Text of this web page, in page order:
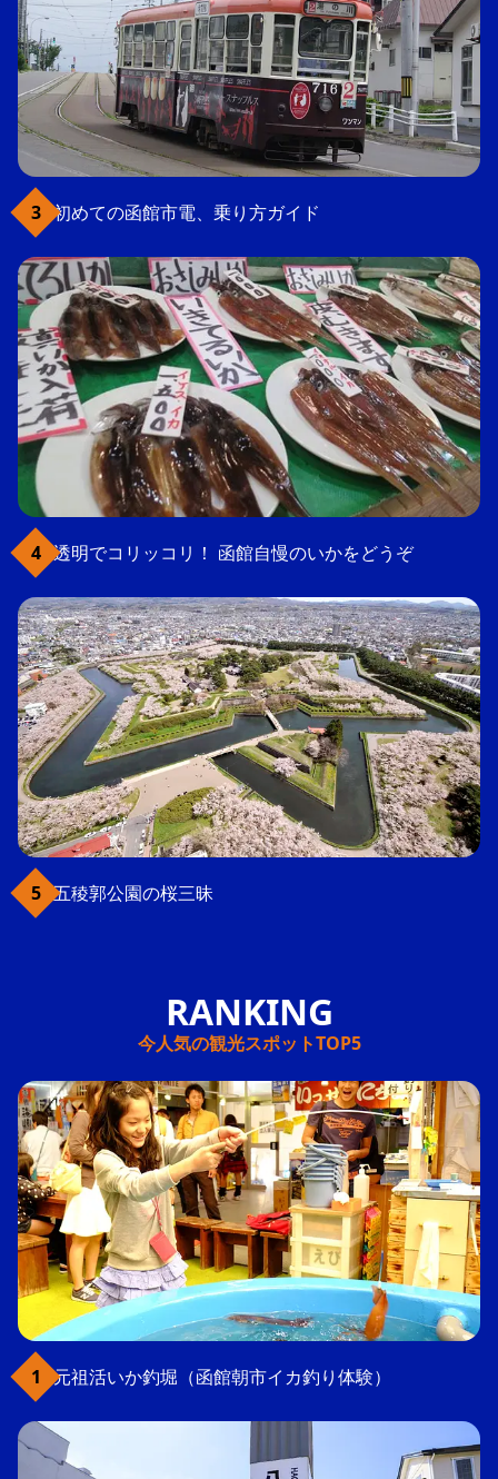
初めての函館市電、乗り方ガイド
透明でコリッコリ！ 函館自慢のいかをどうぞ
五稜郭公園の桜三昧
今人気の観光スポットTOP5
元祖活いか釣堀（函館朝市イカ釣り体験）